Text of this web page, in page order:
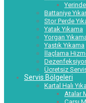
Battaniye
Stor Perde
Yatak Yıkama
Yorgan
Yastık Yıkama
İlaçlama
Ücretsiz
Servis Bölgeleri
Kartal Halı
Atalar